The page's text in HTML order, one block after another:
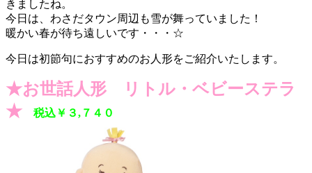
きましたね。
今日は、わさだタウン周辺も雪が舞っていました！
暖かい春が待ち遠しいです・・・☆
今日は初節句におすすめのお人形をご紹介いたします。
★お世話人形 リトル・ベビーステラ
★
税込￥３,７４０